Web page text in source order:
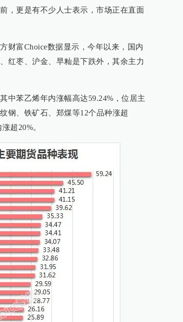
，更是有不少人士表示，市场正在直面
财富Choice数据显示，今年以来，国内
红枣、沪金、早籼是下跌外，其余主力
中苯乙烯年内涨幅高达59.24%，位居主
钢、铁矿石、郑煤等12个品种涨超
超20%。